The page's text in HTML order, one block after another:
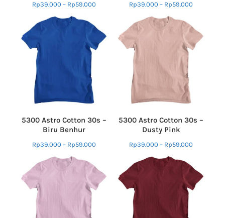
Rp39.000 – Rp59.000 Rp39.000 – Rp59.000
5300 Astro Cotton 30s –
Biru Benhur
Rp39.000 – Rp59.000
5300 Astro Cotton 30s –
Dusty Pink
Rp39.000 – Rp59.000